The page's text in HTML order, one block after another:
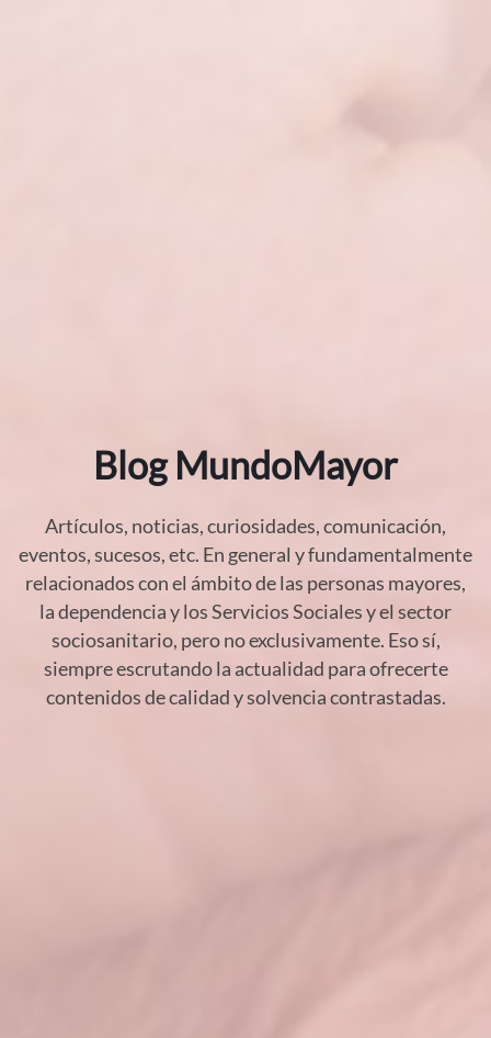
Blog MundoMayor
Artículos, noticias, curiosidades, comunicación,
eventos, sucesos, etc. En general y fundamentalmente
relacionados con el ámbito de las personas mayores,
la dependencia y los Servicios Sociales y el sector
sociosanitario, pero no exclusivamente. Eso sí,
siempre escrutando la actualidad para ofrecerte
contenidos de calidad y solvencia contrastadas.